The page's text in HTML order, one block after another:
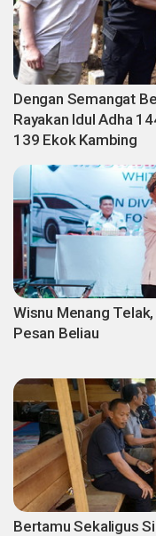
Dengan Semangat
Rayakan Idul Adha
139 Ekok Kambing
Wisnu Menang
Pesan Beliau
Bertamu Sekaligus